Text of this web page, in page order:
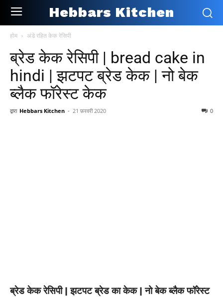
Hebbars Kitchen
होम अंडे रहित केक रेसिपी
ब्रेड केक रेसिपी | bread cake in
hindi | झटपट ब्रेड केक | नो बेक
ब्लैक फॉरेस्ट केक
द्वारा Hebbars Kitchen - 21 फ़रवरी 2020 0
ब्रेड केक रेसिपी | झटपट ब्रेड का केक | नो बेक ब्लैक फॉरेस्ट